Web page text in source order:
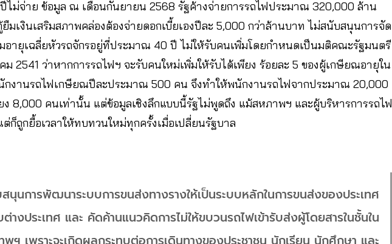
ไม่จ่าย ข้อมูล ณ เดือนกันยายน 2568 รัฐค้างจ่ายการรถไฟประมาณ 320,000 ล้าน
มเงินเสริมสภาพคล่องต้องจ่ายดอกเบี้ยเองปีละ 5,000 กว่าล้านบาท ไม่สนับสนุนการจัด
อายุเฉลี่ยหัวรถจักรอยู่ที่ประมาณ 40 ปี ไม่ให้รับคนเพิ่มโดยกำหนดเป็นมติคณะรัฐมนตรี
ม 2541 ว่าหากการรถไฟฯ จะรับคนใหม่เพิ่มให้รับได้เพียง ร้อยละ 5 ของผู้เกษียณอายุใน
กงานรถไฟเกษียณปีละประมาณ 500 คน จึงทำให้พนักงานรถไฟจากประมาณ 20,000
8,000 คนเท่านั้น แต่ข้อมูลเชิงลึกแบบนี้รัฐไม่พูดถึง แม้สหภาพฯ และผู้บริหารการรถไฟ
ก็ถูกยื้อเวลาให้ทบทวนใหม่ทุกครั้งเมื่อเปลี่ยนรัฐบาล
นุนการพัฒนาระบบการขนส่งทางรางให้เป็นระบบหลักในการขนส่งของประเทศ
างประเทศ และ คัดค้านแนวคิดการไม่ให้ขบวนรถไฟเข้ารับส่งผู้โดยสารในชั้นใน